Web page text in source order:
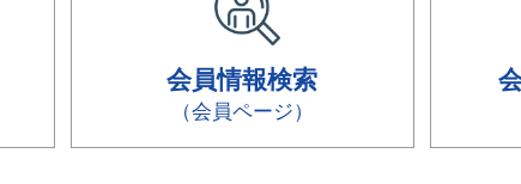
会員情報検索
（会員ページ）